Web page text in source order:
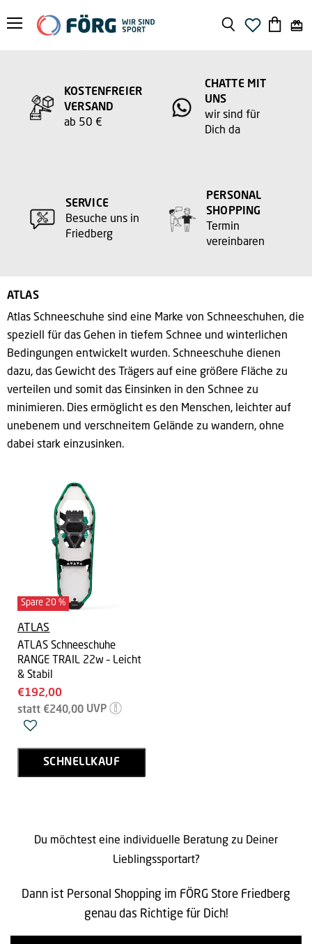
Menü
KOSTENFREIER
VERSAND
ab 50 €
CHATTE MIT
UNS
wir sind für
Dich da
SERVICE
Besuche uns in
Friedberg
PERSONAL
SHOPPING
Termin
vereinbaren
ATLAS
Atlas Schneeschuhe sind eine Marke von Schneeschuhen, die
speziell für das Gehen in tiefem Schnee und winterlichen
Bedingungen entwickelt wurden. Schneeschuhe dienen
dazu, das Gewicht des Trägers auf eine größere Fläche zu
verteilen und somit das Einsinken in den Schnee zu
minimieren. Dies ermöglicht es den Menschen, leichter auf
unebenem und verschneitem Gelände zu wandern, ohne
dabei stark einzusinken.
Spare 20 %
ATLAS
ATLAS Schneeschuhe
RANGE TRAIL 22w – Leicht
& Stabil
Aktueller
Preis
€192,00
Ursprünglicher
Preis
statt €240,00 UVP
SCHNELLKAUF
Du möchtest eine individuelle Beratung zu Deiner
Lieblingssportart?
Dann ist Personal Shopping im FÖRG Store Friedberg
genau das Richtige für Dich!